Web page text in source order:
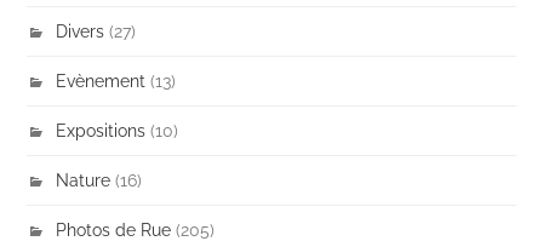
Divers (27)
Evènement (13)
Expositions (10)
Nature (16)
Photos de Rue (205)